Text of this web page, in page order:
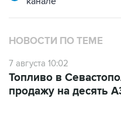
НОВОСТИ ПО ТЕМЕ
7 августа 10:02
продажу на десять